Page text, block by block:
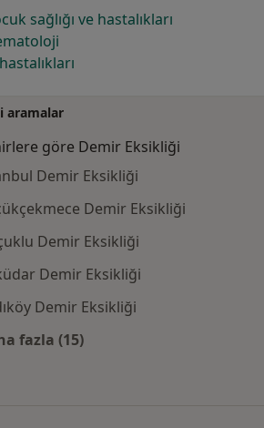
sağlığı ve hastalıkları
aramalar
göre Demir Eksikliği
Demir Eksikliği
Demir Eksikliği
Demir Eksikliği
Demir Eksikliği
Demir Eksikliği
fazla (15)